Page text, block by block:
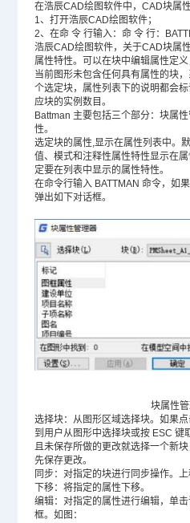
在浩辰CAD绘图软件中，CAD块属
1、打开浩辰CAD绘图软件；
2、在命 令 行输入：命 令 行：
浩辰CAD绘图软件，关于CAD块属
属性特性。可以在块中编辑属性定
当前图形未包含任何具有属性的块
个选定块，属性列表下的说明都会
应块的实例数目。
Battman 主要包括三个部分：块属
性。
选定块的属性,显示在属性列表中。
值、模式和注释性属性特性显示在
定要在列表中显示的属性特性。
在命令行输入 BATTMAN 命令，如
弹出如下对话框。
块属性
选择块：从图形区域选择块。如果
到用户从图形中选择块或按 ESC 键
且未保存所做的更改就选择一个新
先保存更改。
同步：对指定的块进行同步操作。上
下移：将指定的属性下移。
编辑：对指定的属性进行编辑，单
框。如图：